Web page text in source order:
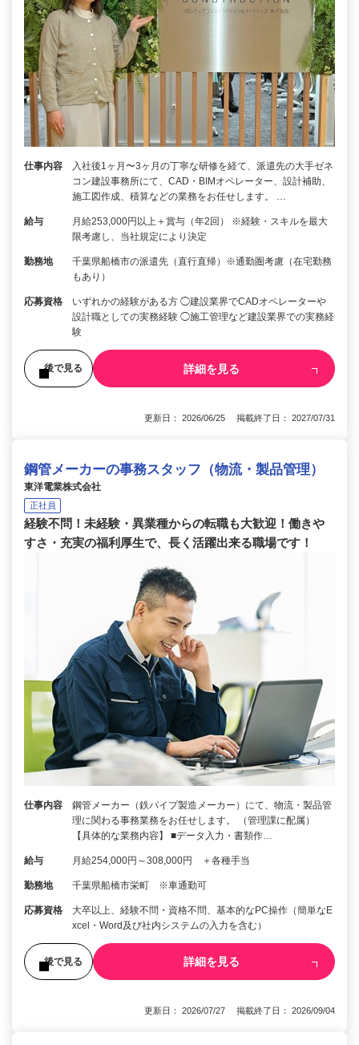
仕事内容
入社後1ヶ月〜3ヶ月の丁寧な研修を経て、派遣先の大手ゼネ
コン建設事務所にて、CAD・BIMオペレーター、設計補助、
施工図作成、積算などの業務をお任せします。 …
給与
月給253,000円以上＋賞与（年2回） ※経験・スキルを最大
限考慮し、当社規定により決定
勤務地
千葉県船橋市の派遣先（直行直帰）※通勤圏考慮（在宅勤務
もあり）
応募資格
いずれかの経験がある方 ◯建設業界でCADオペレーターや
設計職としての実務経験 ◯施工管理など建設業界での実務経
験
後で見る 詳細を見る
更新日： 2026/06/25 掲載終了日： 2027/07/31
鋼管メーカーの事務スタッフ（物流・製品管理）
東洋電業株式会社
正社員
経験不問！未経験・異業種からの転職も大歓迎！働きや
すさ・充実の福利厚生で、長く活躍出来る職場です！
仕事内容
鋼管メーカー（鉄パイプ製造メーカー）にて、物流・製品管
理に関わる事務業務をお任せします。 （管理課に配属）
【具体的な業務内容】 ■データ入力・書類作…
給与 月給254,000円～308,000円 ＋各種手当
勤務地 千葉県船橋市栄町 ※車通勤可
応募資格
大卒以上、経験不問・資格不問、基本的なPC操作（簡単なE
xcel・Word及び社内システムの入力を含む）
後で見る 詳細を見る
更新日： 2026/07/27 掲載終了日： 2026/09/04